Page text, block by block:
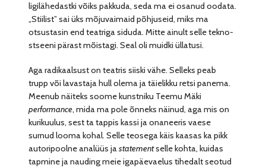
ligilähedastki võiks pakkuda, seda ma ei osanud oodata.
„Stiilist” sai üks mõjuvaimaid põhjuseid, miks ma
otsustasin end teatriga siduda. Mitte ainult selle tekno-
stseeni pärast mõistagi. Seal oli muidki üllatusi.
Aga radikaalsust on teatris siiski vähe. Selleks peab
trupp või lavastaja hull olema ja täielikku retsi panema.
Meenub näiteks soome kunstniku Teemu Mäki
performance, mida ma pole õnneks näinud, aga mis on
kurikuulus, sest ta tappis kassi ja onaneeris vaese
surnud looma kohal. Selle teosega käis kaasas ka pikk
autoripoolne analüüs jastatementselle kohta, kuidas
tapmine ja nauding meie igapäevaelus tihedalt seotud